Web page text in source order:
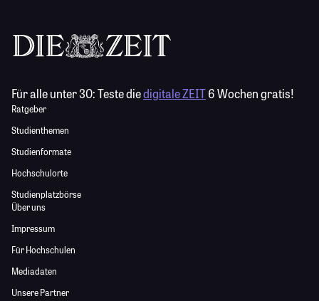
Für alle unter 30:Teste diedigitale ZEIT6 Wochen gratis!
Ratgeber
Studienthemen
Studienformate
Hochschulorte
Studienplatzbörse
Über uns
Impressum
Für Hochschulen
Mediadaten
Unsere Partner